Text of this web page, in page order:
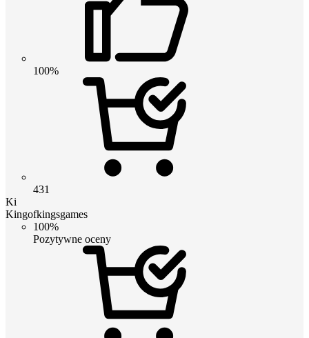
100%
431
Ki
Kingofkingsgames
100%
Pozytywne oceny